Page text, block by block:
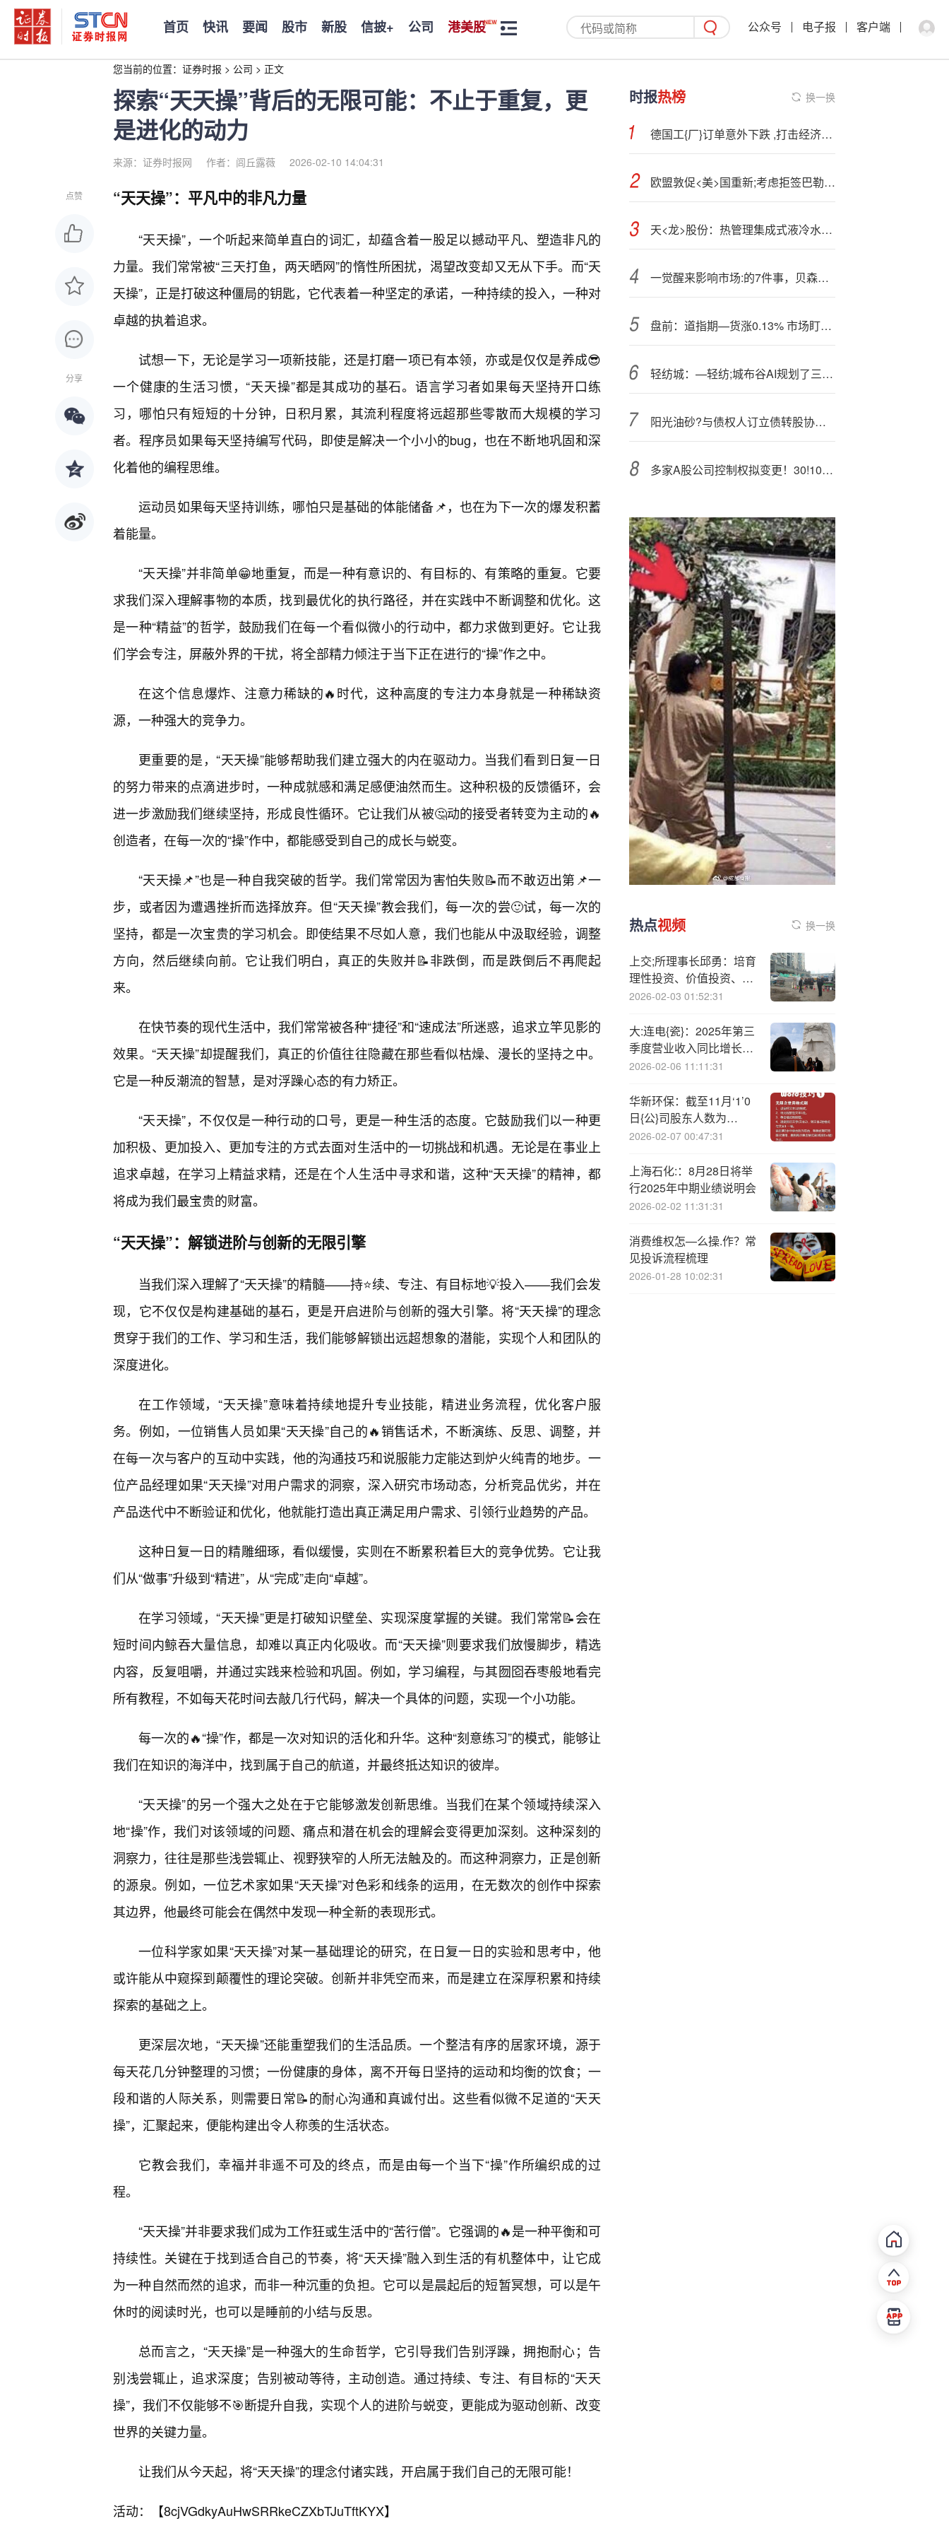
首页 快讯 要闻 股市 新股 信披+ 公司 港美股 公众号 电子报 客户端
您当前的位置： 证券时报 > 公司 > 正文
探索“天天操”背后的无限可能：不止于重复，更
是进化的动力
来源：证券时报网 作者：闾丘露薇 2026-02-10 14:04:31
点赞
分享
“天天操”：平凡中的非凡力量
“天天操”，一个听起来简单直白的词汇，却蕴含着一股足以撼动平凡、塑造非凡的
力量。我们常常被“三天打鱼，两天晒网”的惰性所困扰，渴望改变却又无从下手。而“天
天操”，正是打破这种僵局的钥匙，它代表着一种坚定的承诺，一种持续的投入，一种对
卓越的执着追求。
试想一下，无论是学习一项新技能，还是打磨一项已有本领，亦或是仅仅是养成😎
一个健康的生活习惯，“天天操”都是其成功的基石。语言学习者如果每天坚持开口练
习，哪怕只有短短的十分钟，日积月累，其流利程度将远超那些零散而大规模的学习
者。程序员如果每天坚持编写代码，即使是解决一个小小的bug，也在不断地巩固和深
化着他的编程思维。
运动员如果每天坚持训练，哪怕只是基础的体能储备📌，也在为下一次的爆发积蓄
着能量。
“天天操”并非简单😁地重复，而是一种有意识的、有目标的、有策略的重复。它要
求我们深入理解事物的本质，找到最优化的执行路径，并在实践中不断调整和优化。这
是一种“精益”的哲学，鼓励我们在每一个看似微小的行动中，都力求做到更好。它让我
们学会专注，屏蔽外界的干扰，将全部精力倾注于当下正在进行的“操”作之中。
在这个信息爆炸、注意力稀缺的🔥时代，这种高度的专注力本身就是一种稀缺资
源，一种强大的竞争力。
更重要的是，“天天操”能够帮助我们建立强大的内在驱动力。当我们看到日复一日
的努力带来的点滴进步时，一种成就感和满足感便油然而生。这种积极的反馈循环，会
进一步激励我们继续坚持，形成良性循环。它让我们从被🤔动的接受者转变为主动的🔥
创造者，在每一次的“操”作中，都能感受到自己的成长与蜕变。
“天天操📌”也是一种自我突破的哲学。我们常常因为害怕失败📝而不敢迈出第📌一
步，或者因为遭遇挫折而选择放弃。但“天天操”教会我们，每一次的尝🙂试，每一次的
坚持，都是一次宝贵的学习机会。即使结果不尽如人意，我们也能从中汲取经验，调整
方向，然后继续向前。它让我们明白，真正的失败并📝非跌倒，而是跌倒后不再爬起
来。
在快节奏的现代生活中，我们常常被各种“捷径”和“速成法”所迷惑，追求立竿见影的
效果。“天天操”却提醒我们，真正的价值往往隐藏在那些看似枯燥、漫长的坚持之中。
它是一种反潮流的智慧，是对浮躁心态的有力矫正。
“天天操”，不仅仅是一种行动的口号，更是一种生活的态度。它鼓励我们以一种更
加积极、更加投入、更加专注的方式去面对生活中的一切挑战和机遇。无论是在事业上
追求卓越，在学习上精益求精，还是在个人生活中寻求和谐，这种“天天操”的精神，都
将成为我们最宝贵的财富。
“天天操”：解锁进阶与创新的无限引擎
当我们深入理解了“天天操”的精髓——持⭐续、专注、有目标地💡投入——我们会发
现，它不仅仅是构建基础的基石，更是开启进阶与创新的强大引擎。将“天天操”的理念
贯穿于我们的工作、学习和生活，我们能够解锁出远超想象的潜能，实现个人和团队的
深度进化。
在工作领域，“天天操”意味着持续地提升专业技能，精进业务流程，优化客户服
务。例如，一位销售人员如果“天天操”自己的🔥销售话术，不断演练、反思、调整，并
在每一次与客户的互动中实践，他的沟通技巧和说服能力定能达到炉火纯青的地步。一
位产品经理如果“天天操”对用户需求的洞察，深入研究市场动态，分析竞品优劣，并在
产品迭代中不断验证和优化，他就能打造出真正满足用户需求、引领行业趋势的产品。
这种日复一日的精雕细琢，看似缓慢，实则在不断累积着巨大的竞争优势。它让我
们从“做事”升级到“精进”，从“完成”走向“卓越”。
在学习领域，“天天操”更是打破知识壁垒、实现深度掌握的关键。我们常常📝会在
短时间内鲸吞大量信息，却难以真正内化吸收。而“天天操”则要求我们放慢脚步，精选
内容，反复咀嚼，并通过实践来检验和巩固。例如，学习编程，与其囫囵吞枣般地看完
所有教程，不如每天花时间去敲几行代码，解决一个具体的问题，实现一个小功能。
每一次的🔥“操”作，都是一次对知识的活化和升华。这种“刻意练习”的模式，能够让
我们在知识的海洋中，找到属于自己的航道，并最终抵达知识的彼岸。
“天天操”的另一个强大之处在于它能够激发创新思维。当我们在某个领域持续深入
地“操”作，我们对该领域的问题、痛点和潜在机会的理解会变得更加深刻。这种深刻的
洞察力，往往是那些浅尝辄止、视野狭窄的人所无法触及的。而这种洞察力，正是创新
的源泉。例如，一位艺术家如果“天天操”对色彩和线条的运用，在无数次的创作中探索
其边界，他最终可能会在偶然中发现一种全新的表现形式。
一位科学家如果“天天操”对某一基础理论的研究，在日复一日的实验和思考中，他
或许能从中窥探到颠覆性的理论突破。创新并非凭空而来，而是建立在深厚积累和持续
探索的基础之上。
更深层次地，“天天操”还能重塑我们的生活品质。一个整洁有序的居家环境，源于
每天花几分钟整理的习惯；一份健康的身体，离不开每日坚持的运动和均衡的饮食；一
段和谐的人际关系，则需要日常📝的耐心沟通和真诚付出。这些看似微不足道的“天天
操”，汇聚起来，便能构建出令人称羡的生活状态。
它教会我们，幸福并非遥不可及的终点，而是由每一个当下“操”作所编织成的过
程。
“天天操”并非要求我们成为工作狂或生活中的“苦行僧”。它强调的🔥是一种平衡和可
持续性。关键在于找到适合自己的节奏，将“天天操”融入到生活的有机整体中，让它成
为一种自然而然的追求，而非一种沉重的负担。它可以是晨起后的短暂冥想，可以是午
休时的阅读时光，也可以是睡前的小结与反思。
总而言之，“天天操”是一种强大的生命哲学，它引导我们告别浮躁，拥抱耐心；告
别浅尝辄止，追求深度；告别被动等待，主动创造。通过持续、专注、有目标的“天天
操”，我们不仅能够不🎯断提升自我，实现个人的进阶与蜕变，更能成为驱动创新、改变
世界的关键力量。
让我们从今天起，将“天天操”的理念付诸实践，开启属于我们自己的无限可能！
活动：【8cjVGdkyAuHwSRRkeCZXbTJuTftKYX】
时报热榜 换一换
德国工{厂}订单意外下跌 ,打击经济回升希望
欧盟敦促<美>国重新;考虑拒签巴勒斯坦官员决定
天<龙>股份：热管理集成式液冷水板获得多家头部客户项目定点
一觉醒来影响市场:的7件事，贝森特、马斯克、openai、三星等
盘前：道指期—货涨0.13% 市场盯紧财报季
轻纺城：—轻纺;城布谷AI规划了三期建设
阳光油砂?与债权人订立债转股协议 将发行1.4亿股相关股份
多家A股公司控制权拟变更！30!1075、002370、300692停牌！300948复牌！
热点视频 换一换
上交;所理事长邱勇：培育
理性投资、价值投资、长
期投资的指数化投资生
入市
2026-02-03 01:52:31
大:连电{瓷}：2025年第三
季度营业收入同比增长
10.61%
2026-02-06 11:11:31
华新环保：截至11月‘1’0
日{公}司股东人数为
16545户
2026-02-07 00:47:31
上海石化:：8月28日将举
行2025年中期业绩说明会
2026-02-02 11:31:31
消费维权怎—么操.作？常
见投诉流程梳理
2026-01-28 10:02:31